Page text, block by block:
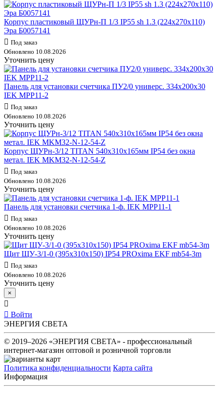
Корпус пластиковый ЩУРн-П 1/3 IP55 sh 1.3 (224х270х110)
Эра Б0057141
Под заказ
Обновлено 10.08.2026
Уточнить цену
Панель для установки счетчика ПУ2/0 универс. 334х200х30
IEK MPP11-2
Под заказ
Обновлено 10.08.2026
Уточнить цену
Корпус ЩУРн-3/12 TITAN 540х310х165мм IP54 без окна
метал. IEK MKM32-N-12-54-Z
Под заказ
Обновлено 10.08.2026
Уточнить цену
Панель для установки счетчика 1-ф. IEK MPP11-1
Под заказ
Обновлено 10.08.2026
Уточнить цену
Щит ЩУ-3/1-0 (395х310х150) IP54 PROxima EKF mb54-3m
Под заказ
Обновлено 10.08.2026
Уточнить цену
×
Войти
ЭНЕРГИЯ СВЕТА
© 2019–2026 «ЭНЕРГИЯ СВЕТА» - профессиональный
интернет-магазин оптовой и розничной торговли
Политика конфиденциальности Карта сайта
Информация